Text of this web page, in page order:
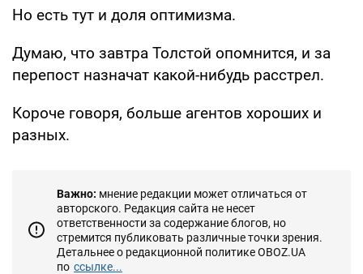
Но есть тут и доля оптимизма.
Думаю, что завтра Толстой опомнится, и за
перепост назначат какой-нибудь расстрел.
Короче говоря, больше агентов хороших и
разных.
Важно: мнение редакции может отличаться от
авторского. Редакция сайта не несет
ответственности за содержание блогов, но
стремится публиковать различные точки зрения.
Детальнее о редакционной политике OBOZ.UA
по ссылке...